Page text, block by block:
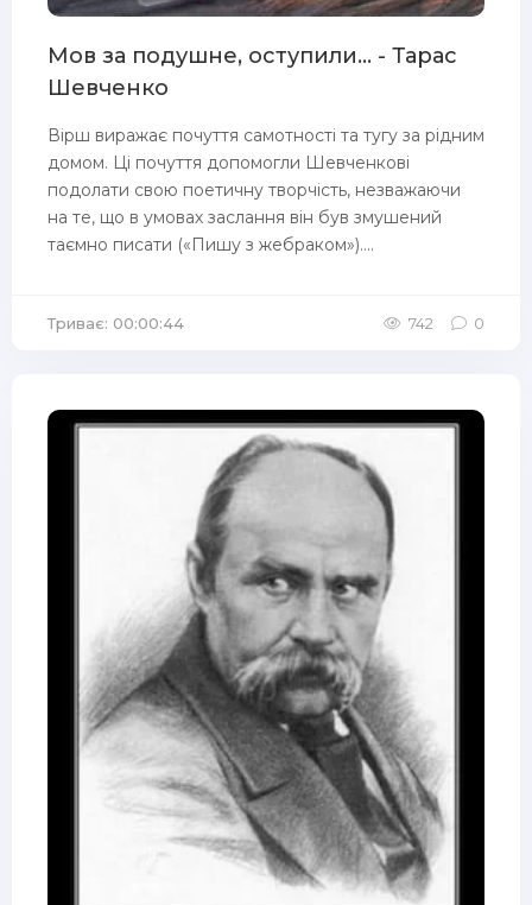
Мов за подушне, оступили... - Тарас
Шевченко
Вірш виражає почуття самотності та тугу за рідним
домом. Ці почуття допомогли Шевченкові
подолати свою поетичну творчість, незважаючи
на те, що в умовах заслання він був змушений
таємно писати («Пишу з жебраком»)....
Триває: 00:00:44 742 0